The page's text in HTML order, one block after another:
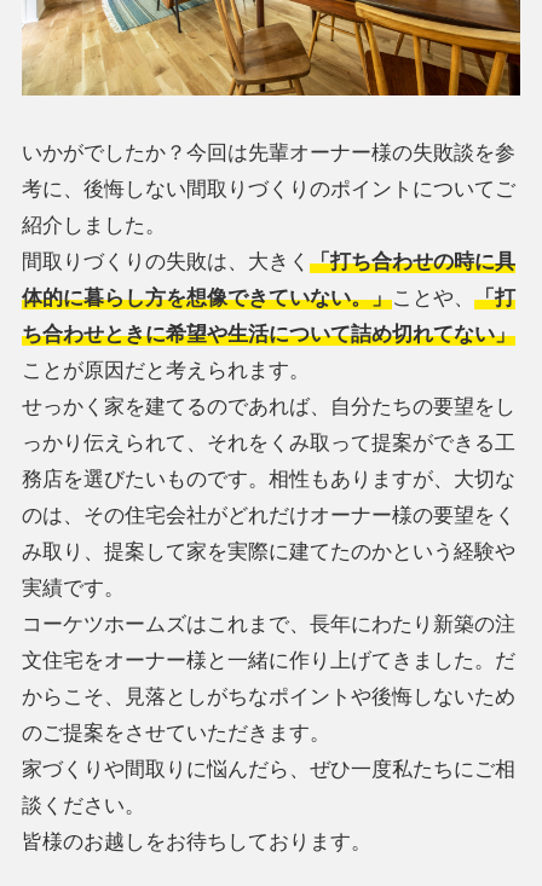
いかがでしたか？今回は先輩オーナー様の失敗談を参
考に、後悔しない間取りづくりのポイントについてご
紹介しました。
間取りづくりの失敗は、大きく 「打ち合わせの時に具
体的に暮らし方を想像できていない。」ことや、 「打
ち合わせときに希望や生活について詰め切れてない」
ことが原因だと考えられます。
せっかく家を建てるのであれば、自分たちの要望をし
っかり伝えられて、それをくみ取って提案ができる工
務店を選びたいものです。相性もありますが、大切な
のは、その住宅会社がどれだけオーナー様の要望をく
み取り、提案して家を実際に建てたのかという経験や
実績です。
コーケツホームズはこれまで、長年にわたり新築の注
文住宅をオーナー様と一緒に作り上げてきました。だ
からこそ、見落としがちなポイントや後悔しないため
のご提案をさせていただきます。
家づくりや間取りに悩んだら、ぜひ一度私たちにご相
談ください。
皆様のお越しをお待ちしております。